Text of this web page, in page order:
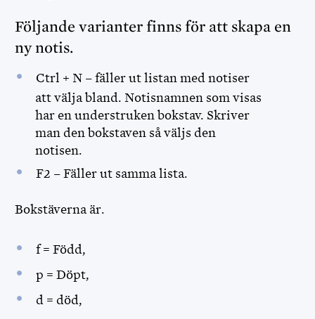
Följande varianter finns för att skapa en
ny notis.
Ctrl + N – fäller ut listan med notiser
att välja bland. Notisnamnen som visas
har en understruken bokstav. Skriver
man den bokstaven så väljs den
notisen.
F2 – Fäller ut samma lista.
Bokstäverna är.
f = Född,
p = Döpt,
d = död,